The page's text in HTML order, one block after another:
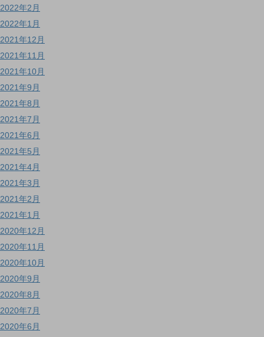
2022年2月
2022年1月
2021年12月
2021年11月
2021年10月
2021年9月
2021年8月
2021年7月
2021年6月
2021年5月
2021年4月
2021年3月
2021年2月
2021年1月
2020年12月
2020年11月
2020年10月
2020年9月
2020年8月
2020年7月
2020年6月